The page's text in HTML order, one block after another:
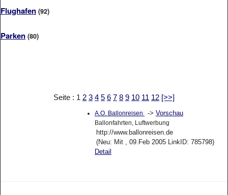
Flughafen (92)
Parken (80)
Seite : 1 2 3 4 5 6 7 8 9 10 11 12 [>>]
A.O. Ballonreisen -> Vorschau
Ballonfahrten, Luftwerbung
http://www.ballonreisen.de
(Neu: Mit , 09.Feb 2005 LinkID: 785798)
Detail